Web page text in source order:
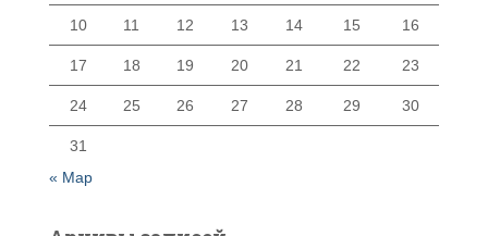
10 11 12 13 14 15 16
17 18 19 20 21 22 23
24 25 26 27 28 29 30
31
« Мар